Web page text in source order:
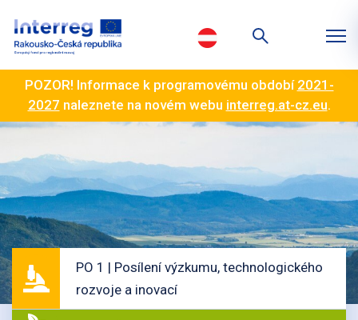
POZOR! Informace k programovému období 2021-
2027 naleznete na novém webu interreg.at-cz.eu.
PO 1 | Posílení výzkumu, technologického
rozvoje a inovací